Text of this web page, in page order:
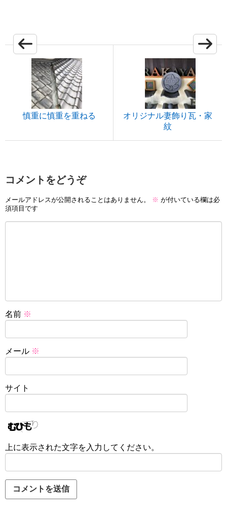
慎重に慎重を重ねる
オリジナル妻飾り瓦・家
紋
コメントをどうぞ
メールアドレスが公開されることはありません。 ※ が付いている欄は必
須項目です
名前 ※
メール ※
サイト
上に表示された文字を入力してください。